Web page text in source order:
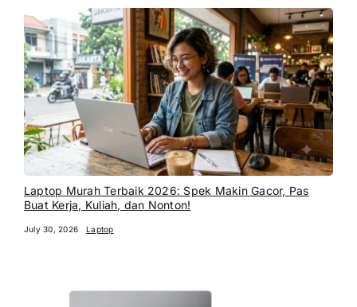
Laptop Murah Terbaik 2026: Spek Makin Gacor, Pas
Buat Kerja, Kuliah, dan Nonton!
July 30, 2026 Laptop